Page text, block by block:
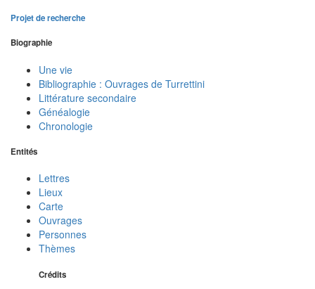
Projet de recherche
Biographie
Une vie
Bibliographie : Ouvrages de Turrettini
Littérature secondaire
Généalogie
Chronologie
Entités
Lettres
Lieux
Carte
Ouvrages
Personnes
Thèmes
Crédits